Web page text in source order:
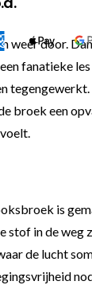
weer door.
fanatieke
broek een
is
stof in de weg
de lucht